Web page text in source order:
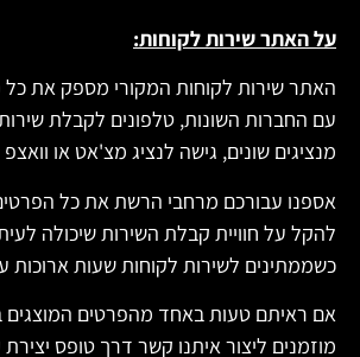
על האתר שירות לקוחות:
האתר שירות לקוחות המקורי מספק את כל
עם החברות השונות, טלפונים לקבלת
מנציגים שונים, גישה לנציג מצ'אט או וואצפ
אספנו עבורכם מרחבי הרשת את כל
להקל על חוויית קבלת השירות שיכולה
כשממתינים לשירות לקוחות שעות ארוכות
אם ראיתם טעות באחד מהפרטים
מוזמנים ליצור איתנו קשר דרך טופס